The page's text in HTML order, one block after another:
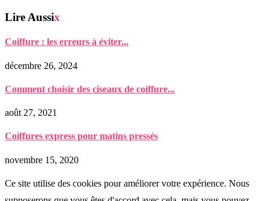
Lire Aussix
Coiffure : les erreurs à éviter...
décembre 26, 2024
Comment choisir des ciseaux de coiffure...
août 27, 2021
Coiffures express pour matins pressés
novembre 15, 2020
Ce site utilise des cookies pour améliorer votre expérience. Nous